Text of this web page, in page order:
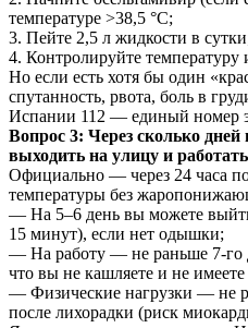
температуре >38,5 °C;
3. Пейте 2,5 л жидкости в
4. Контролируйте температуру
Но если есть хотя бы один
спутанность, рвота, боль в
Испании 112 — единый номер
Вопрос 3: Через сколько
выходить на улицу и
Официально — через 24 часа
температуры без
— На 5–6 день вы можете
15 минут), если нет одышки;
— На работу — не раньше 7-го
что вы не кашляете и не имеете
— Физические нагрузки — не
после лихорадки (риск